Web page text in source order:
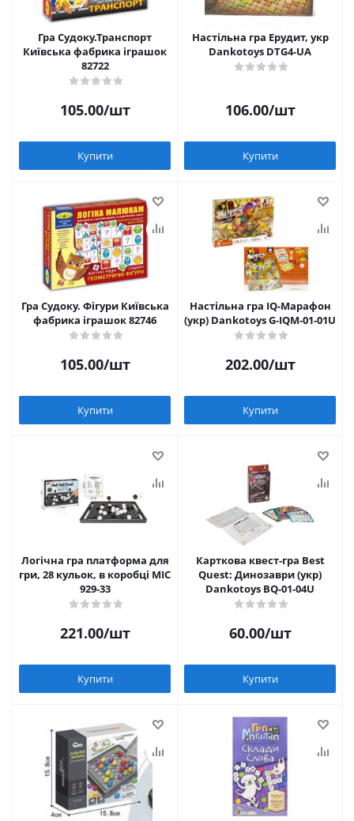
Гра Судоку.Транспорт
Київська фабрика іграшок
82722
105.00/шт
Купити
Настільна гра Ерудит, укр
Dankotoys DTG4-UA
106.00/шт
Купити
Гра Судоку. Фігури Київська
фабрика іграшок 82746
105.00/шт
Купити
Настільна гра IQ-Марафон
(укр) Dankotoys G-IQM-01-01U
202.00/шт
Купити
Логічна гра платформа для
гри, 28 кульок, в коробці МІС
929-33
221.00/шт
Купити
Карткова квест-гра Best
Quest: Динозаври (укр)
Dankotoys BQ-01-04U
60.00/шт
Купити